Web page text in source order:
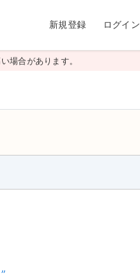
新規登録 ログイン
場合があります。